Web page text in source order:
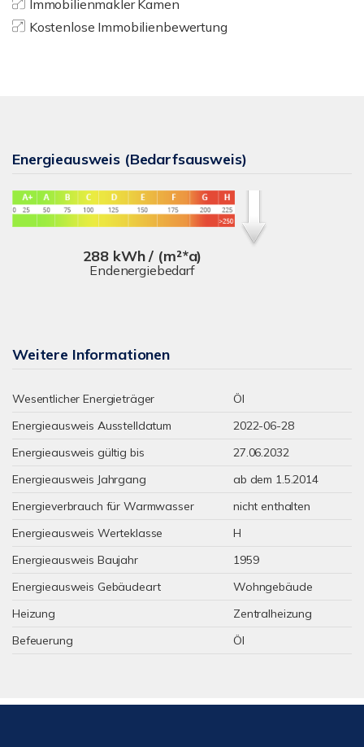
Immobilienmakler Kamen
Kostenlose Immobilienbewertung
Energieausweis (Bedarfsausweis)
288 kWh / (m²*a)
Endenergiebedarf
Weitere Informationen
Wesentlicher Energieträger
Öl
Energieausweis Ausstelldatum
2022-06-28
Energieausweis gültig bis
27.06.2032
Energieausweis Jahrgang
ab dem 1.5.2014
Energieverbrauch für Warmwasser
nicht enthalten
Energieausweis Werteklasse
H
Energieausweis Baujahr
1959
Energieausweis Gebäudeart
Wohngebäude
Heizung
Zentralheizung
Befeuerung
Öl